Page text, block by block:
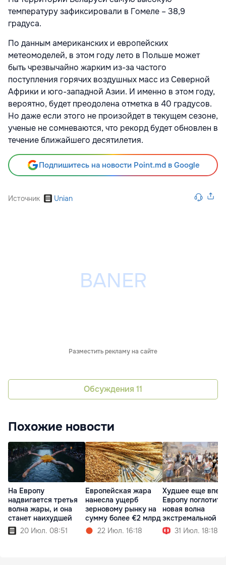
температуру зафиксировали в Гомеле – 38,9
градуса.
По данным американских и европейских
метеомоделей, в этом году лето в Польше может
быть чрезвычайно жарким из-за частого
поступления горячих воздушных масс из Северной
Африки и юго-западной Азии. И именно в этом году,
вероятно, будет преодолена отметка в 40 градусов.
Но даже если этого не произойдет в текущем сезоне,
ученые не сомневаются, что рекорд будет обновлен в
течение ближайшего десятилетия.
Подпишитесь на новости Point.md в Google
Источник Unian
Разместить рекламу на сайте
Обсуждения 11
Похожие новости
На Европу
надвигается третья
волна жары, и она
станет наихудшей
20 Июл. 08:51
Европейская жара
нанесла ущерб
зерновому рынку на
сумму более €2 млрд
22 Июл. 16:18
Худшее еще
Европу поглотит
новая волна
экстремальной
31 Июл. 18:18